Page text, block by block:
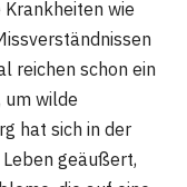
wie
reichen schon ein
wilde
hat sich in der
geäußert,